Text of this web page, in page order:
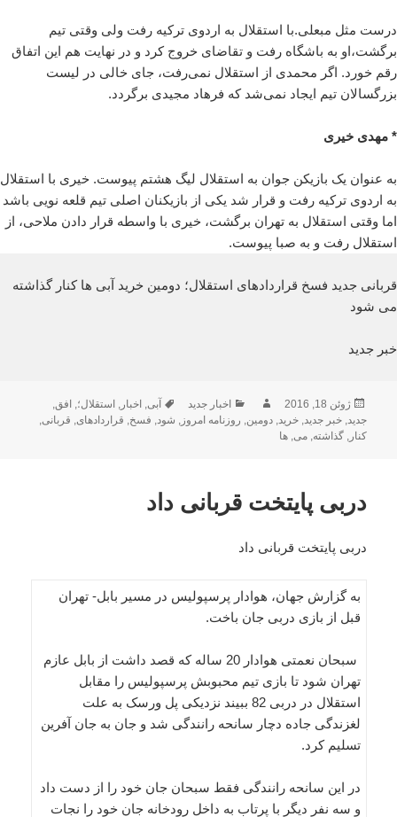
درست مثل مبعلی.با استقلال به اردوی ترکیه رفت ولی وقتی تیم
برگشت،او به باشگاه رفت و تقاضای خروج کرد و در نهایت هم این اتفاق
رقم خورد. اگر محمدی از استقلال نمی‌رفت، جای خالی در لیست
بزرگسالان تیم ایجاد نمی‌شد که فرهاد مجیدی برگردد.
* مهدی خیری
به عنوان یک بازیکن جوان به استقلال لیگ هشتم پیوست. خیری با استقلال
به اردوی ترکیه رفت و قرار شد یکی از بازیکنان اصلی تیم قلعه نویی باشد
اما وقتی استقلال به تهران برگشت، خیری با واسطه قرار دادن ملاحی، از
استقلال رفت و به صبا پیوست.
قربانی جدید فسخ قراردادهای استقلال؛ دومین خرید آبی ها کنار گذاشته
می شود
خبر جدید
ارسال
شده
در
ژوئن 18, 2016 نویسندهدسته‌ها
اخبار جدید برچسب‌ها
آبی, اخبار, استقلال؛, افق,
جدید,خبر جدید,خرید,دومین, روزنامه امروز, شود, فسخ, قراردادهای, قربانی,
کنار,گذاشته,می,ها
دربی پایتخت قربانی داد
دربی پایتخت قربانی داد
به گزارش جهان، هوادار پرسپولیس در مسیر بابل- تهران
قبل از بازی دربی جان باخت.
سبحان نعمتی هوادار 20 ساله که قصد داشت از بابل عازم
تهران شود تا بازی تیم محبوبش پرسپولیس را مقابل
استقلال در دربی 82 ببیند نزدیکی پل ورسک به علت
لغزندگی جاده دچار سانحه رانندگی شد و جان به جان آفرین
تسلیم کرد.
در این سانحه رانندگی فقط سبحان جان خود را از دست داد
و سه نفر دیگر با پرتاب به داخل رودخانه جان خود را نجات